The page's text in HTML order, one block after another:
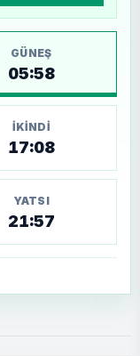
GÜNEŞ
05:58
İKINDI
17:08
YATSI
21:57